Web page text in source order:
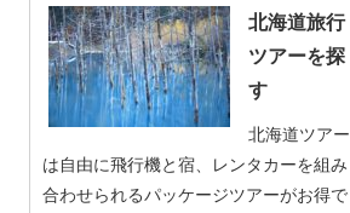
北海道旅行
ツアーを探
す
北海道ツアー
は自由に飛行機と宿、レンタカーを組み
合わせられるパッケージツアーがお得で